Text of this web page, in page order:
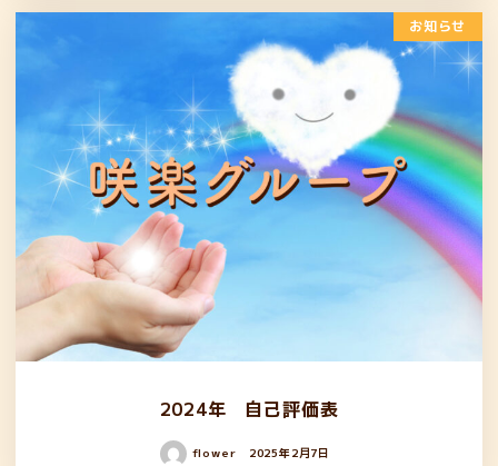
お知らせ
2024年 自己評価表
flower 2025年2月7日